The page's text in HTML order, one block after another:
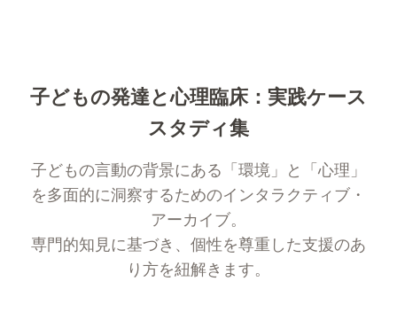
子どもの発達と心理臨床：実践ケース
スタディ集
子どもの言動の背景にある「環境」と「心理」
を多面的に洞察するためのインタラクティブ・
アーカイブ。
専門的知見に基づき、個性を尊重した支援のあ
り方を紐解きます。